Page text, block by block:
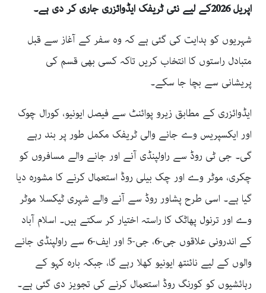
اپریل 2026
کے لیے نئی ٹریفک ایڈوائزری جاری کر دی ہے۔
شہریوں کو ہدایت کی گئی ہے کہ وہ سفر کے آغاز سے قبل
متبادل راستوں کا انتخاب کریں تاکہ کسی بھی قسم کی
پریشانی سے بچا جا سکے۔
ایڈوائزری کے مطابق زیرو پوائنٹ سے فیصل ایونیو، کورال چوک
اور ایکسپریس وے جانے والی ٹریفک مکمل طور پر بند رہے
گی۔ جی ٹی روڈ سے راولپنڈی آنے اور جانے والے مسافروں کو
چکری، موٹر وے اور چک بیلی روڈ استعمال کرنے کا مشورہ دیا
گیا ہے۔ اسی طرح پشاور روڈ سے آنے والے شہری ٹیکسلا موٹر
وے اور ترنول پھاٹک کا راستہ اختیار کر سکتے ہیں۔ اسلام آباد
کے اندرونی علاقوں جی-6، جی-5 اور ایف-6 سے راولپنڈی جانے
والوں کے لیے نائنتھ ایونیو کھلا رہے گا، جبکہ بارہ کہو کے
رہائشیوں کو کورنگ روڈ استعمال کرنے کی تجویز دی گئی ہے۔